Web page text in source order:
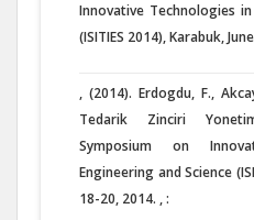
Innovative Technologies
(ISITIES 2014), Karabuk,
, (2014). Erdogdu, F.,
Tedarik Zinciri
Symposium on
Engineering and Science
18-20, 2014. , :